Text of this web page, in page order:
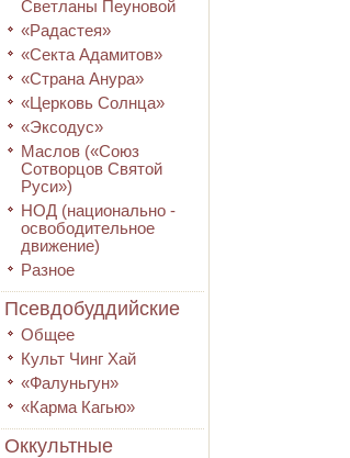
Светланы Пеуновой
«Радастея»
«Секта Адамитов»
«Страна Анура»
«Церковь Солнца»
«Эксодус»
Маслов («Союз
Сотворцов Святой
Руси»)
НОД (национально -
освободительное
движение)
Разное
Псевдобуддийские
Общее
Культ Чинг Хай
«Фалуньгун»
«Карма Кагью»
Оккультные